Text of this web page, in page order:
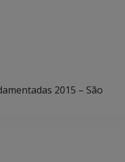
2015 – São